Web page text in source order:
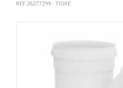
REF.26277299 - TIGRE